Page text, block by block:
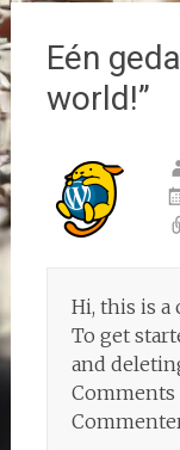
Eén
world!”
Hi, this is a
To get
and
Comments